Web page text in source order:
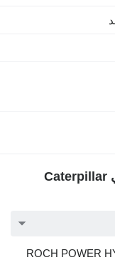
معلومات إضافية — محرك هيدروليكي Caterpillar
ROCH POWER